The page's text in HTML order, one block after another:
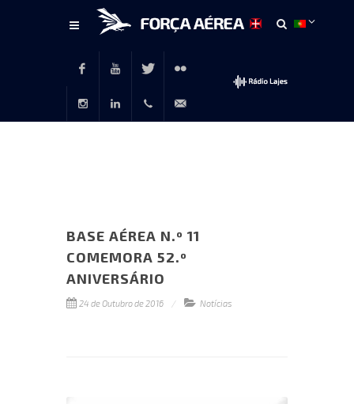
FacebookYoutubeTwitter Flickr
BASE AÉREA N.º 11
COMEMORA 52.º
ANIVERSÁRIO
24 de Outubro de 2016 Notícias